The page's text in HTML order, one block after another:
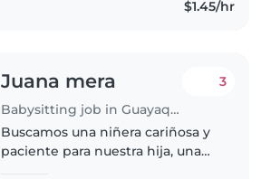
$1.45/hr
Juana mera
Babysitting job in Guayaquil
3
Buscamos una niñera cariñosa y
paciente para nuestra hija, una